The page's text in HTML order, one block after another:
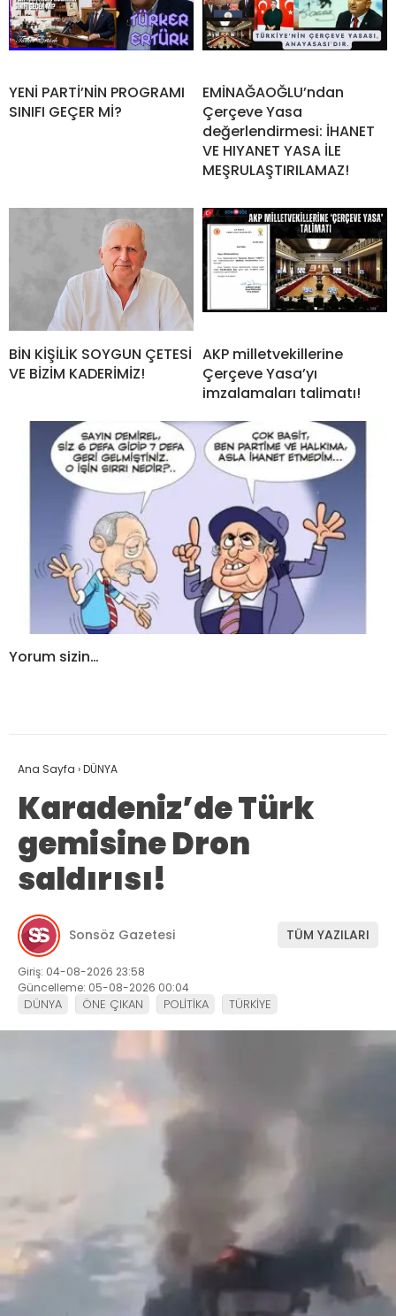
YENİ PARTİ’NİN PROGRAMI
SINIFI GEÇER Mİ?
EMİNAĞAOĞLU’ndan
Çerçeve Yasa
değerlendirmesi: İHANET
VE HIYANET YASA İLE
MEŞRULAŞTIRILAMAZ!
BİN KİŞİLİK SOYGUN ÇETESİ
VE BİZİM KADERİMİZ!
AKP milletvekillerine
Çerçeve Yasa’yı
imzalamaları talimatı!
Yorum sizin…
Ana Sayfa ›DÜNYA
Karadeniz’de Türk
gemisine Dron
saldırısı!
Sonsöz Gazetesi TÜM YAZILARI
Giriş: 04-08-2026 23:58
Güncelleme: 05-08-2026 00:04
DÜNYA ÖNE ÇIKAN POLİTİKA TÜRKİYE